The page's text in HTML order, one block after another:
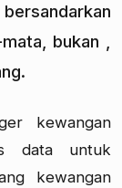
bukan ,
kewangan
data untuk
kewangan